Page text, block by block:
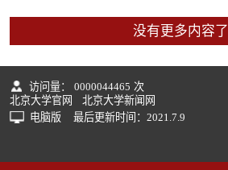
没有更多内容了
访问量： 0000044465 次
北京大学官网
北京大学新闻网
电脑版
最后更新时间： 2021 7 9